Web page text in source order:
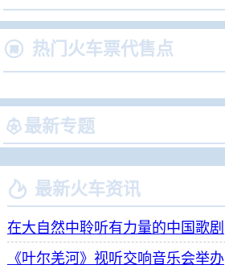
 热门火车票代售点
最新专题
 最新火车资讯
在大自然中聆听有力量的中国歌剧
《叶尔羌河》视听交响音乐会举办